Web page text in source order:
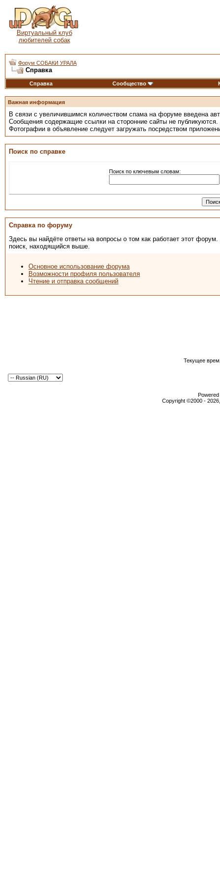
Виртуальный клуб
любителей собак
Форум СОБАКИ УРАЛА
Справка
Справка Сообщество
Важная информация
В связи с увеличившимся количеством спама на форуме введена
Сообщения содержащие ссылки на сторонние сайты не публикуются.
Фотографии в объявление следует загружать посредством
Поиск по справке
Поиск по ключевым словам:
Справка по форуму
Здесь вы найдёте ответы на вопросы о том как работает этот
поиск, находящийся выше.
Основное использование форума
Возможности профиля пользователя
Чтение и отправка сообщений
Текущее
Copyright ©2000 -